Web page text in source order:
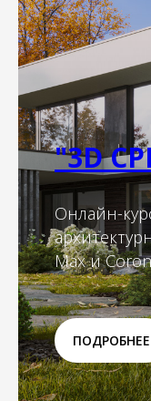
"3D
Онлайн-
Max и
ПОДРОБНЕЕ